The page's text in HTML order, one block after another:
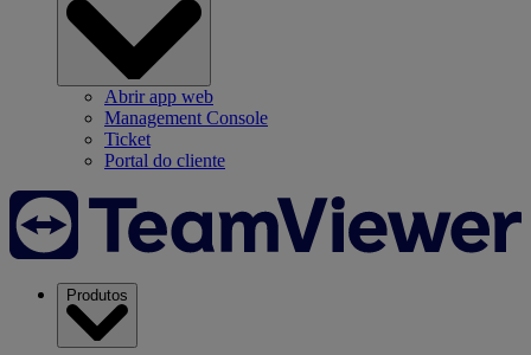
Abrir app web
Management Console
Ticket
Portal do cliente
Produtos